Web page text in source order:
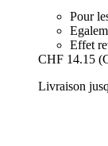
Pour
Effet
CHF 14.15
Livraison